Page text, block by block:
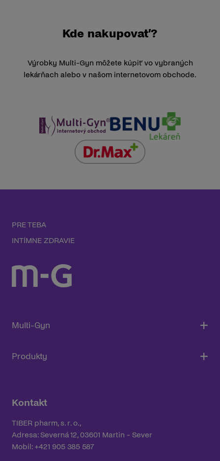
Kde nakupovať?
Výrobky Multi-Gyn môžete kúpiť vo vybraných
lekárňach alebo v našom internetovom obchode.
PRE TEBA
INTÍMNE ZDRAVIE
Multi-Gyn
Produkty
Kontakt
TIBER pharm, s. r. o.,
Adresa: Severná 12, 03601 Martin - Sever
Mobil: +421 905 385 587